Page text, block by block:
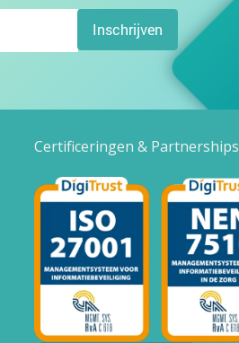
Inschrijven
Certificeringen & Partnerships